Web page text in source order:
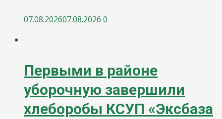
07.08.202607.08.2026 0
Первыми в районе
уборочную завершили
хлеборобы КСУП «Эксбаза